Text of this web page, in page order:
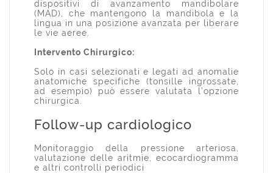
dispositivi di avanzamento mandibolare
(MAD), che mantengono la mandibola e la
lingua in una posizione avanzata per liberare
le vie aeree.
Intervento Chirurgico:
Solo in casi selezionati e legati ad anomalie
anatomiche specifiche (tonsille ingrossate,
ad esempio) può essere valutata l'opzione
chirurgica.
Follow-up cardiologico
Monitoraggio della pressione arteriosa,
valutazione delle aritmie, ecocardiogramma
e altri controlli periodici